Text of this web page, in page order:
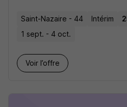
Saint-Nazaire - 44 Intérim
1 sept. - 4 oct.
Voir l’offre